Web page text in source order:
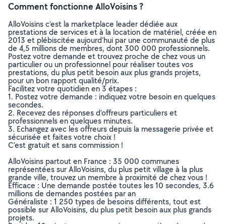
Comment fonctionne AlloVoisins ?
AlloVoisins c’est la marketplace leader dédiée aux
prestations de services et à la location de matériel, créée en
2013 et plébiscitée aujourd’hui par une communauté de plus
de 4,5 millions de membres, dont 300 000 professionnels.
Postez votre demande et trouvez proche de chez vous un
particulier ou un professionnel pour réaliser toutes vos
prestations, du plus petit besoin aux plus grands projets,
pour un bon rapport qualité/prix.
Facilitez votre quotidien en 3 étapes :
1. Postez votre demande : indiquez votre besoin en quelques
secondes.
2. Recevez des réponses d’offreurs particuliers et
professionnels en quelques minutes.
3. Echangez avec les offreurs depuis la messagerie privée et
sécurisée et faites votre choix !
C’est gratuit et sans commission !
AlloVoisins partout en France : 35 000 communes
représentées sur AlloVoisins, du plus petit village à la plus
grande ville, trouvez un membre à proximité de chez vous !
Efficace : Une demande postée toutes les 10 secondes, 3.6
millions de demandes postées par an
Généraliste : 1 250 types de besoins différents, tout est
possible sur AlloVoisins, du plus petit besoin aux plus grands
projets.